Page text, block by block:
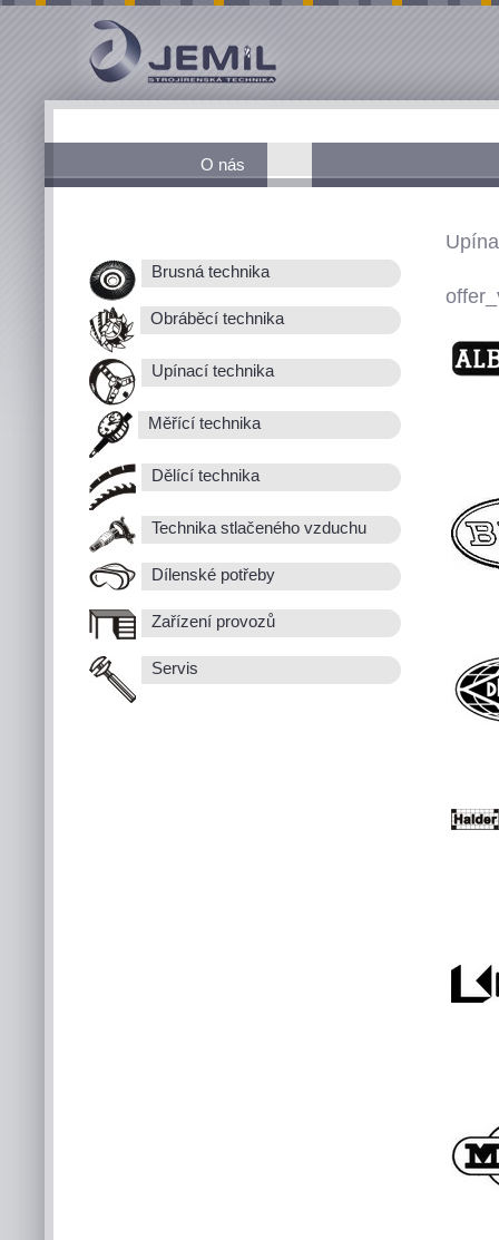
O nás
Brusná technika
Obráběcí technika
Upínací technika
Měřící technika
Dělící technika
Technika stlačeného vzduchu
Dílenské potřeby
Zařízení provozů
Servis